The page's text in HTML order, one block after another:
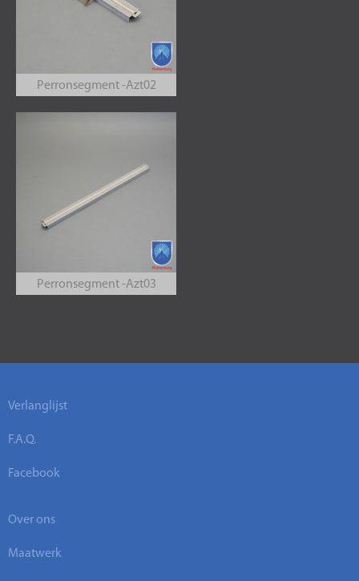
Perronsegment -Azt02
Perronsegment -Azt03
Verlanglijst
F.A.Q.
Facebook
Over ons
Maatwerk